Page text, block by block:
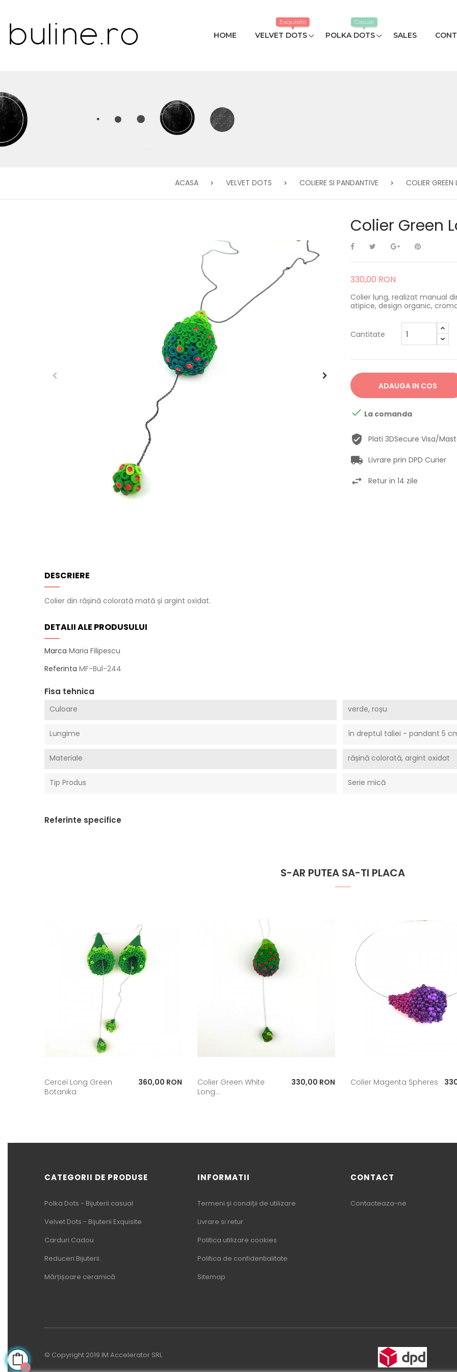
HOME VELVET DOTS
Exquisite
POLKA DOTS
Casual
SALES
ACASA VELVET DOTS COLIERE SI PANDANTIVE COLIER
Colier Green
330,00 RON
Colier lung, realizat manual
atipice, design organic,
Cantitate
ADAUGA IN COS
 La comanda
Plati 3DSecure Visa/
Livrare prin DPD Curier
Retur in 14 zile
DESCRIERE
Colier din rășină colorată mată și argint oxidat.
DETALII ALE PRODUSULUI
Marca Maria Filipescu
Referinta MF-Bul-244
Fisa tehnica
Culoare verde, roșu
Lungime în dreptul taliei - pandant 5
Materiale rășină colorată, argint oxidat
Tip Produs Serie mică
Referinte specifice
S-AR PUTEA SA-TI PLACA
Cercei Long Green
Botanika
Pret
360,00 RON
Colier Green White
Long...
Pret
330,00 RON Colier Magenta Spheres Pret
CATEGORII DE PRODUSE
Polka Dots - Bijuterii casual
Velvet Dots - Bijuterii Exquisite
Carduri Cadou
Reduceri Bijuterii
Mărțișoare ceramică
INFORMATII
Termeni și condiții de utilizare
Livrare si retur
Politica utilizare cookies
Politica de confidentialitate
Sitemap
CONTACT
Contacteaza-ne
© Copyright 2019 IM Accelerator SRL